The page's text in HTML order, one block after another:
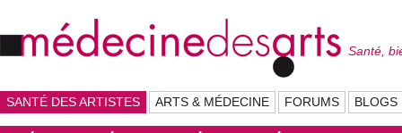
Santé,
SANTÉ DES ARTISTES ARTS & MÉDECINE FORUMS BLOGS